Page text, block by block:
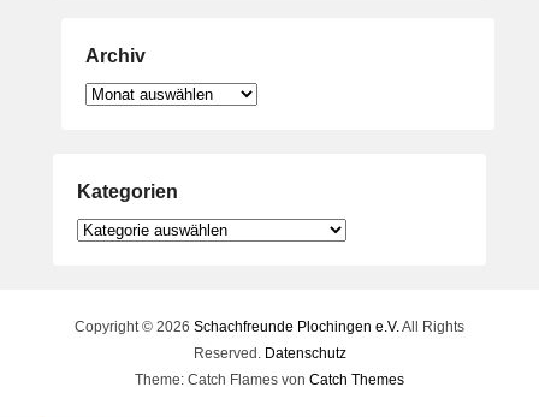
0
1
n
B
h
Archiv
Archiv
Kategorien
Kategorien
Copyright © 2026 Schachfreunde Plochingen e.V.All Rights
Reserved. Datenschutz
Theme: Catch Flames von Catch Themes